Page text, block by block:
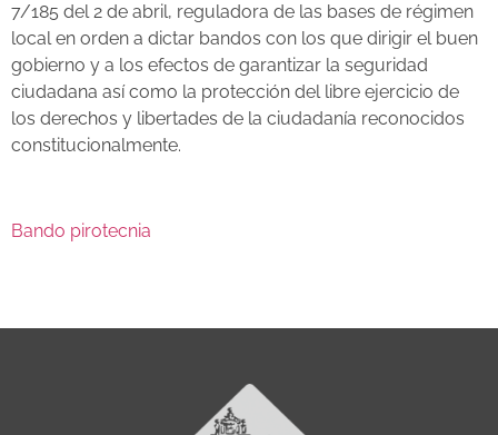
7/185 del 2 de abril, reguladora de las bases de régimen
local en orden a dictar bandos con los que dirigir el buen
gobierno y a los efectos de garantizar la seguridad
ciudadana así como la protección del libre ejercicio de
los derechos y libertades de la ciudadanía reconocidos
constitucionalmente.
Bando pirotecnia